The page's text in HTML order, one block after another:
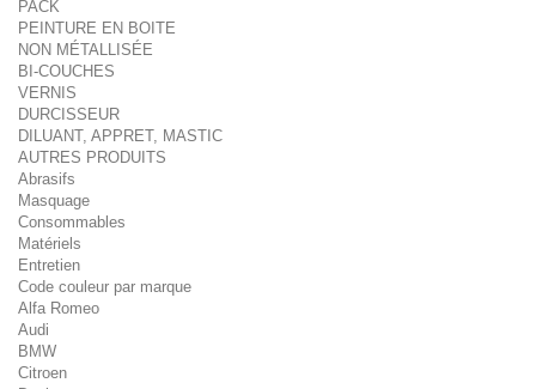
PACK
PEINTURE EN BOITE
NON MÉTALLISÉE
BI-COUCHES
VERNIS
DURCISSEUR
DILUANT, APPRET, MASTIC
AUTRES PRODUITS
Abrasifs
Masquage
Consommables
Matériels
Entretien
Code couleur par marque
Alfa Romeo
Audi
BMW
Citroen